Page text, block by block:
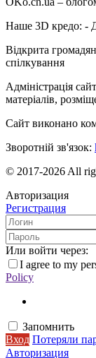
Наше 3D кредо: -
Відкрита
спілкування
Адміністрація
матеріалів,
Сайт виконано
Зворотній зв'язок:
© 2017-2026 All
Авторизация
Регистрация
Или войти через:
I agree to my
Policy
Запомнить
Вход Потеряли
Авторизация